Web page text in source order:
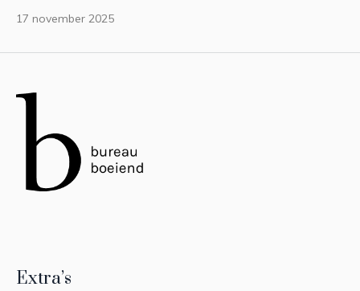
17 november 2025
Extra’s